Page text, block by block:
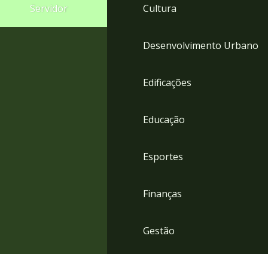
Servidor Cultura
Desenvolvimento Urbano
Edificações
Educação
Esportes
Finanças
Gestão